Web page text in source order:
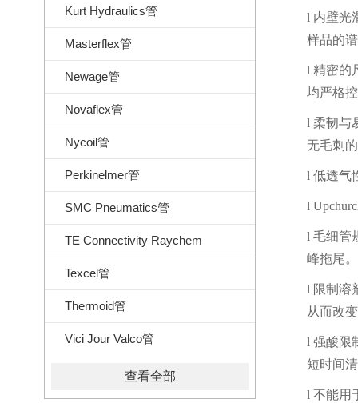
Kurt Hydraulics管
Masterflex管
Newage管
Novaflex管
Nycoil管
Perkinelmer管
SMC Pneumatics管
TE Connectivity Raychem
Texcel管
Thermoid管
Vici Jour Valco管
查看全部
l 内壁光
样品的
l 精密的
均严格
l 柔韧与
无毛刺
l 低透气
l
l 毛细管
峰拖尾。
l 限制溶
从而改
l 强酸限
短时间
l 不能用